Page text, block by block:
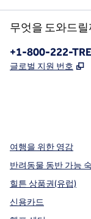
무엇을 도와드릴
전화:
+1-800-222-
글로벌 지원 번호 ,
여행을 위한 영감
반려동물 동반 가능
힐튼 상품권(유럽)
신용카드